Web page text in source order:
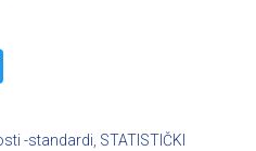
-standardi STATISTIČKI